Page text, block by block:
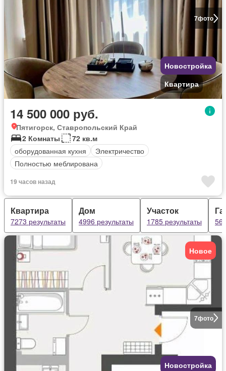
7фото
Новостройка
Квартира
14 500 000 руб.
Пятигорск, Ставропольский Край
2 Комнаты
72 кв.м
оборудованная кухня
Электричество
Полностью меблирована
19 часов назад
Квартира
7273 результаты
Дом
4996 результаты
Участок
1785 результаты
7фото
Новое
Новостройка